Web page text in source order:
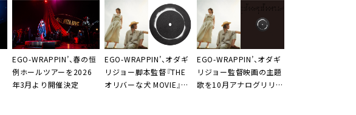
「RIVIERA」を12inchアナ
ログで7月発売
EGO-WRAPPIN’、春の恒
例ホールツアーを2026
年3月より開催決定
EGO-WRAPPIN’、オダギ
リジョー脚本監督『THE
オリバーな⽝ MOVIE』主
EGO-WRAPPIN’、オダギ
リジョー監督映画の主題
歌を10月アナログリリー